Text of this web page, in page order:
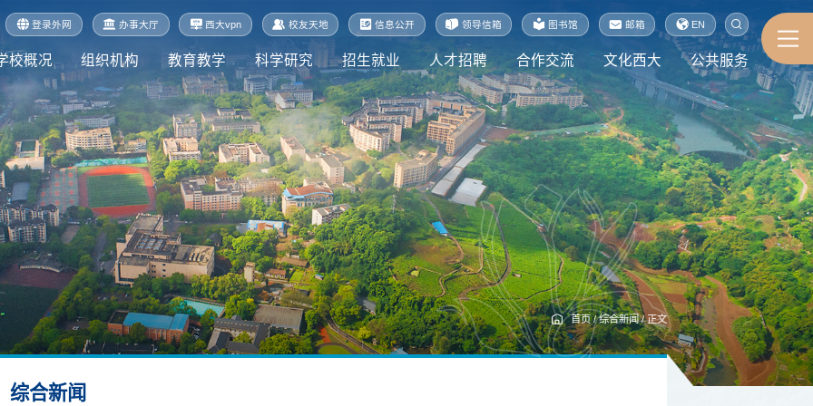
登录外网 办事大厅 西大vpn 校友天地 信息公开 领导信箱 图书馆 邮箱 EN
校概况 组织机构 教育教学 科学研究 招生就业 人才招聘 合作交流 文化西大 公共服务
首页/综合新闻/正文
综合新闻